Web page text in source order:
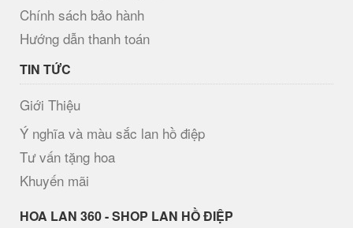
Chính sách bảo hành
Hướng dẫn thanh toán
TIN TỨC
Giới Thiệu
Ý nghĩa và màu sắc lan hồ điệp
Tư vấn tặng hoa
Khuyến mãi
H​OA LAN 360 - SHOP LAN HỒ ĐIỆP